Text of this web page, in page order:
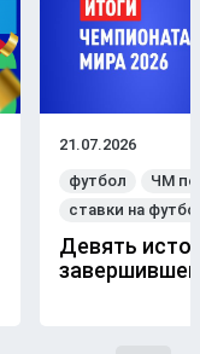
21.07.2026
футбол
ЧМ по
ставки на
Девять